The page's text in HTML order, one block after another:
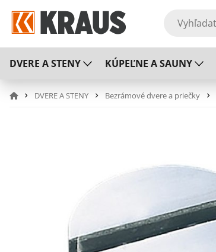
DVERE A STENY KÚPEĽNE A SAUNY
DVERE A STENY Bezrámové dvere a priečky